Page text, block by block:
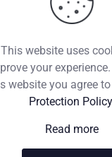
SABINE
SONNENSCHEIN
This website uses
your
website you agree
Protection Policy
Read more